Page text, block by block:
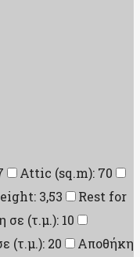
Attic (sq.m): 70
3,53
Rest for
σε (τ.μ.): 10
(τ.μ.): 20
Αποθήκη